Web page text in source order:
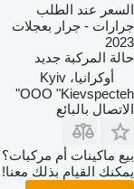
السعر عند الطلب
جرارات - جرار بعجلات
2023
حالة المركبة جديد
أوكرانيا، Kyiv
OOO "Kievspecteh"
الاتصال بالبائع
بيع ماكينات أم مركبات؟
يمكنك القيام بذلك معنا!